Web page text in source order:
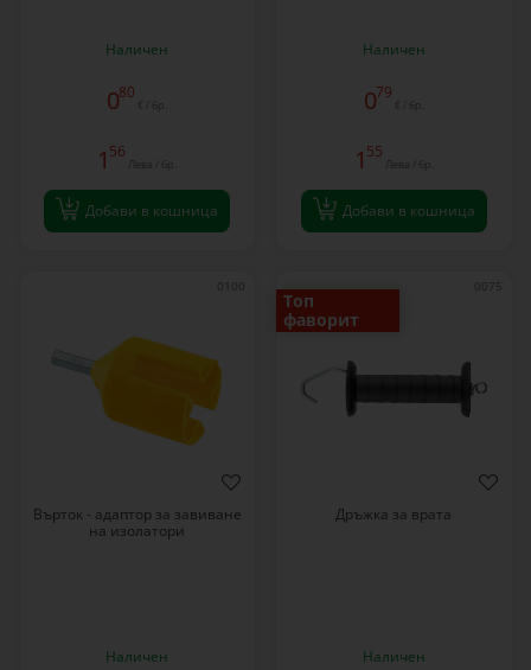
Наличен
080
€ / бр.
156
Лева / бр.
Добави в кошница
Наличен
079
€ / бр.
1 55
Лева / бр.
Добави в кошница
Върток - адаптор за завиване
на изолатори
Наличен
0075
Топ
фаворит
Дръжка за врата
Наличен